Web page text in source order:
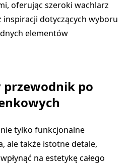
oferując szeroki wachlarz
dotyczących wyboru
elementów
przewodnik po
tylko funkcjonalne
ale także istotne detale,
na estetykę całego